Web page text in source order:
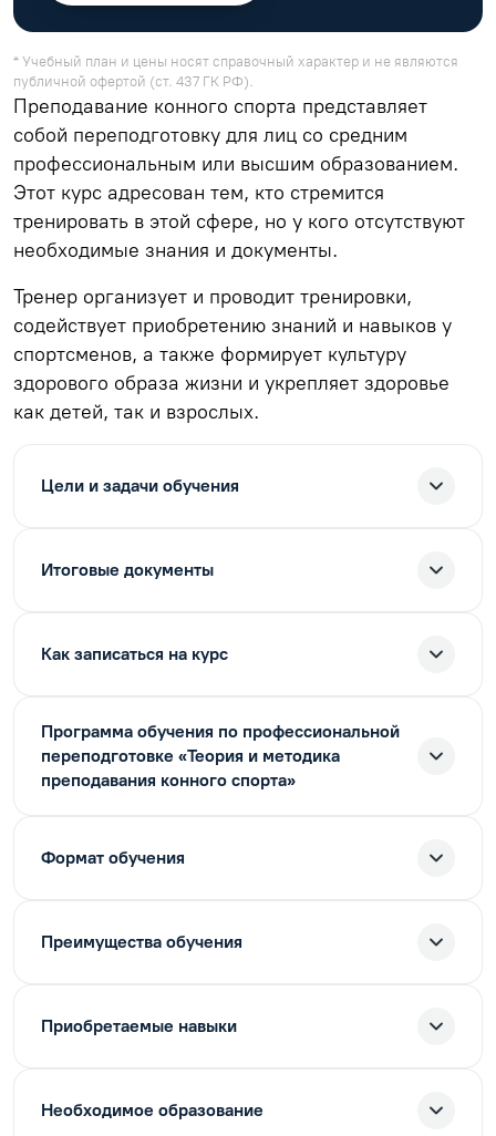
* Учебный план и цены носят справочный характер и не являются
публичной офертой (ст. 437 ГК РФ).
Преподавание конного спорта представляет
собой переподготовку для лиц со средним
профессиональным или высшим образованием.
Этот курс адресован тем, кто стремится
тренировать в этой сфере, но у кого отсутствуют
необходимые знания и документы.
Тренер организует и проводит тренировки,
содействует приобретению знаний и навыков у
спортсменов, а также формирует культуру
здорового образа жизни и укрепляет здоровье
как детей, так и взрослых.
Цели и задачи обучения
Итоговые документы
Как записаться на курс
Программа обучения по профессиональной
переподготовке «Теория и методика
преподавания конного спорта»
Формат обучения
Преимущества обучения
Приобретаемые навыки
Необходимое образование